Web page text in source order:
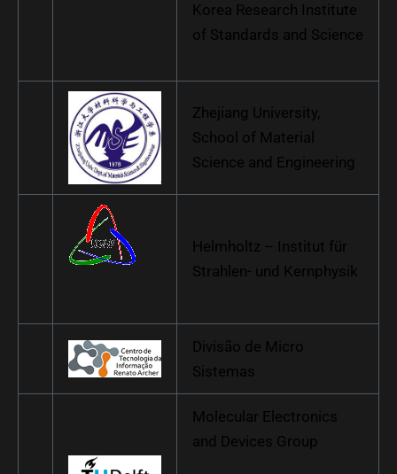
Korea Research Institute
of Standards and Science
Zhejiang University,
School of Material
Science and Engineering
Helmholtz – Institut für
Strahlen- und Kernphysik
Divisão de Micro
Sistemas
Molecular Electronics
and Devices Group